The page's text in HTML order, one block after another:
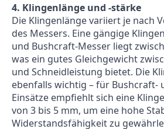
4. Klingenlänge und -stärke
Die Klingenlänge variiert je nach
des Messers. Eine gängige
und Bushcraft-Messer liegt
was ein gutes Gleichgewicht
und Schneidleistung bietet. Die
ebenfalls wichtig – für Bushcraft-
Einsätze empfiehlt sich eine
von 3 bis 5 mm, um eine hohe
Widerstandsfähigkeit zu